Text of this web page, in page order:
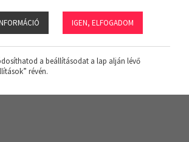
Megjelenítve: 1-24 Összesen: 0 db ingatlan
IGEN, ELFOGADOM
a beállításodat a lap alján lévő
révén.